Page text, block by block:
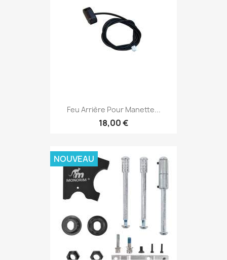
Feu Arrière Pour Manette...
18,00 €
NOUVEAU